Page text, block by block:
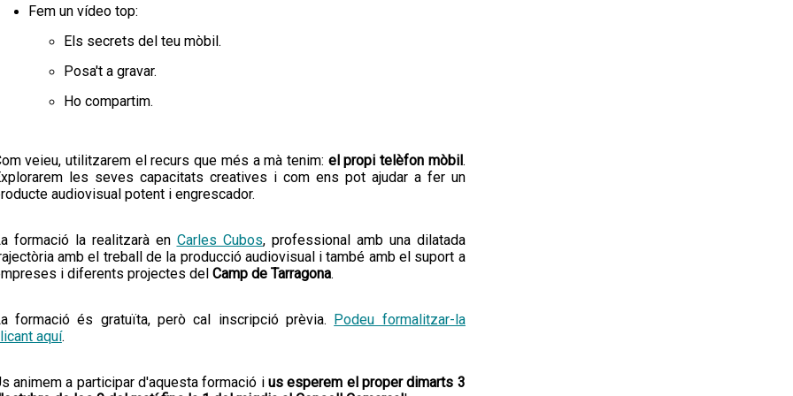
Fem un vídeo top:
Els secrets del teu mòbil.
Posa't a gravar.
Ho compartim.
veieu, utilitzarem el recurs que més a mà tenim: el propi telèfon mòbil.
les seves capacitats creatives i com ens pot ajudar a fer un
audiovisual potent i engrescador.
formació la realitzarà en Carles Cubos, professional amb una dilatada
amb el treball de la producció audiovisual i també amb el suport a
i diferents projectes del Camp de Tarragona.
formació és gratuïta, peròcal inscripció prèvia. Podeu formalitzar-la
aquí.
animem a participar d'aquesta formació ius esperem el proper dimarts 3